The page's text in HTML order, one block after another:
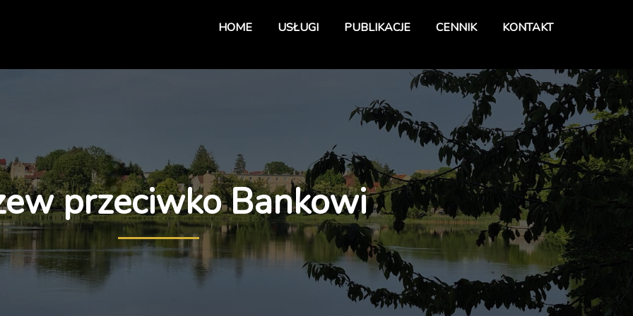
HOME USŁUGI PUBLIKACJE CENNIK KONTAKT
przeciwko Bankowi